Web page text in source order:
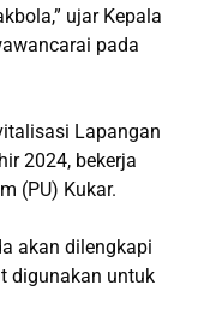
ujar Kepala
pada
Lapangan
2024, bekerja
(PU) Kukar.
akan dilengkapi
digunakan untuk